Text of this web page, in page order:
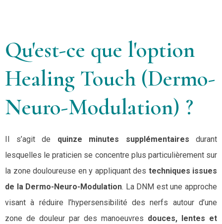
Qu'est-ce que l'option
Healing Touch (Dermo-
Neuro-Modulation) ?
Il s’agit de quinze minutes supplémentaires durant
lesquelles le praticien se concentre plus particulièrement sur
la zone douloureuse en y appliquant des techniques issues
de la Dermo-Neuro-Modulation. La DNM est une approche
visant à réduire l’hypersensibilité des nerfs autour d’une
zone de douleur par des manoeuvres douces, lentes et